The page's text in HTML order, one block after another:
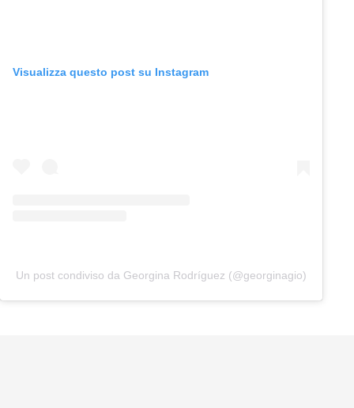
Visualizza questo post su Instagram
Un post condiviso da Georgina Rodríguez (@georginagio)